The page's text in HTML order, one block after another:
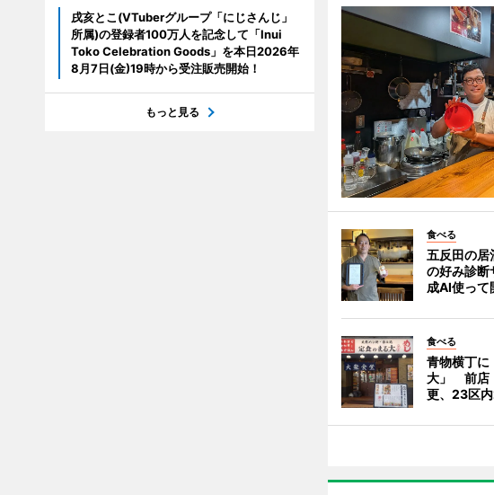
食べる
五反田の居
の好み診
成AI使って
食べる
青物横丁に
大」 前店
更、23区
戌亥とこ(VTuberグループ「にじさんじ」
所属)の登録者100万人を記念して「Inui
Toko Celebration Goods」を本日2026年
8月7日(金)19時から受注販売開始！
もっと見る